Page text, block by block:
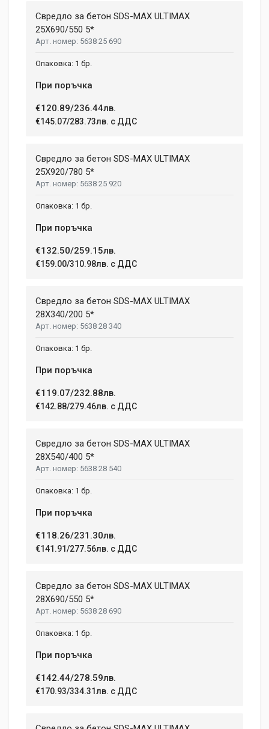
Свредло за бетон SDS-MAX ULTIMAX
25X690/550 5*
5638 25 690
1 бр.
При поръчка
€120.89/236.44лв.
€145.07/283.73лв. с ДДС
Свредло за бетон SDS-MAX ULTIMAX
25X920/780 5*
5638 25 920
1 бр.
При поръчка
€132.50/259.15лв.
€159.00/310.98лв. с ДДС
Свредло за бетон SDS-MAX ULTIMAX
28X340/200 5*
5638 28 340
1 бр.
При поръчка
€119.07/232.88лв.
€142.88/279.46лв. с ДДС
Свредло за бетон SDS-MAX ULTIMAX
28X540/400 5*
5638 28 540
1 бр.
При поръчка
€118.26/231.30лв.
€141.91/277.56лв. с ДДС
Свредло за бетон SDS-MAX ULTIMAX
28X690/550 5*
5638 28 690
1 бр.
При поръчка
€142.44/278.59лв.
€170.93/334.31лв. с ДДС